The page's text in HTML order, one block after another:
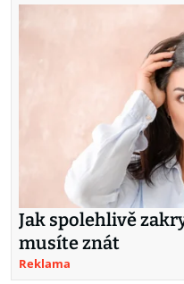
Jak spolehlivě
musíte znát
Reklama